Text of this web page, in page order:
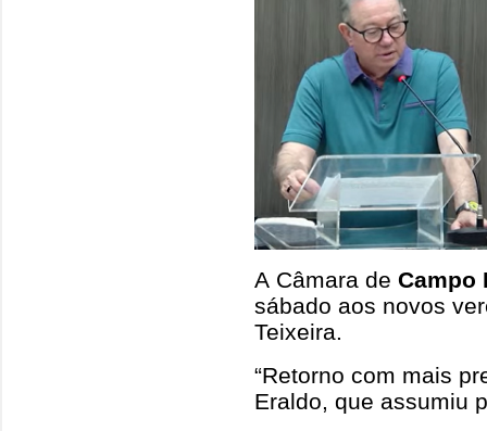
A Câmara de Campo
sábado aos novos
Teixeira.
“Retorno com mais
Eraldo, que assumiu